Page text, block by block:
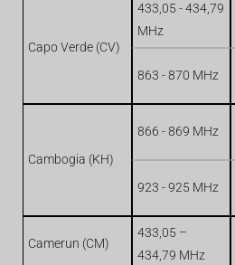
Capo Verde (CV)
433,05 - 434,79
MHz
863 - 870 MHz
Cambogia (KH)
866 - 869 MHz
923 - 925 MHz
Camerun (CM)
433,05 –
434,79 MHz